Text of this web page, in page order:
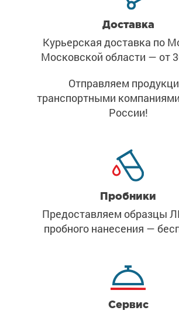
Доставка
Курьерская доставка по
Московской области — от
Отправляем
транспортными компаниями
России!
Пробники
Предоставляем образцы
пробного нанесения —
Сервис